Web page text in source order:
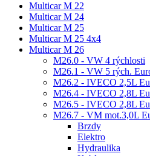
Multicar M 22
Multicar M 24
Multicar M 25
Multicar M 25 4x4
Multicar M 26
M26.0 - VW 4 rýchlosti
M26.1 - VW 5 rých.
M26.2 - IVECO 2,5L
M26.4 - IVECO 2,8L
M26.5 - IVECO 2,8L
M26.7 - VM mot.3,0L
Brzdy
Elektro
Hydraulika